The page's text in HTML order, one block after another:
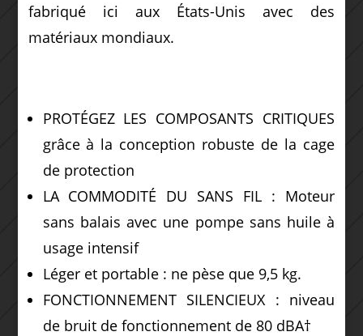
fabriqué ici aux États-Unis avec des
matériaux mondiaux.
PROTÉGEZ LES COMPOSANTS CRITIQUES
grâce à la conception robuste de la cage
de protection
LA COMMODITÉ DU SANS FIL : Moteur
sans balais avec une pompe sans huile à
usage intensif
Léger et portable : ne pèse que 9,5 kg.
FONCTIONNEMENT SILENCIEUX : niveau
de bruit de fonctionnement de 80 dBA†